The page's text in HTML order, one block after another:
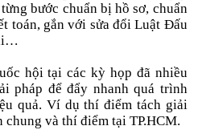
bước chuẩn bị hồ sơ, chuẩn
toán, gắn với sửa đổi Luật Đấu
hội tại các kỳ họp đã nhiều
pháp để đẩy nhanh quá trình
quả. Ví dụ thí điểm tách giải
chung và thí điểm tại TP.HCM.